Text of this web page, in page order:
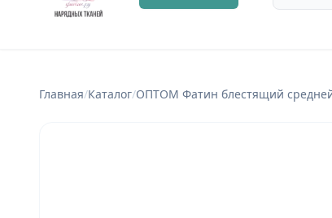
Главная/Каталог/OПТОМ Фатин блестящий средней